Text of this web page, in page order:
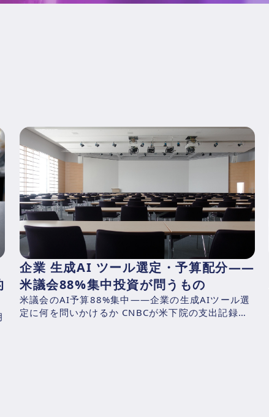
企業 生成AI ツール選定・予算配分——
米議会88%集中投資が問うもの
米議会のAI予算88%集中——企業の生成AIツール選
定に何を問いかけるか CNBCが米下院の支出記録を